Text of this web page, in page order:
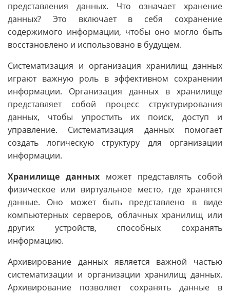
представления данных. Что означает хранение
данных? Это включает в себя сохранение
содержимого информации, чтобы оно могло быть
восстановлено и использовано в будущем.
Систематизация и организация хранилищ данных
играют важную роль в эффективном сохранении
информации. Организация данных в хранилище
представляет собой процесс структурирования
данных, чтобы упростить их поиск, доступ и
управление. Систематизация данных помогает
создать логическую структуру для организации
информации.
Хранилище данных может представлять собой
физическое или виртуальное место, где хранятся
данные. Оно может быть представлено в виде
компьютерных серверов, облачных хранилищ или
других устройств, способных сохранять
информацию.
Архивирование данных является важной частью
систематизации и организации хранилищ данных.
Архивирование позволяет сохранять данные в